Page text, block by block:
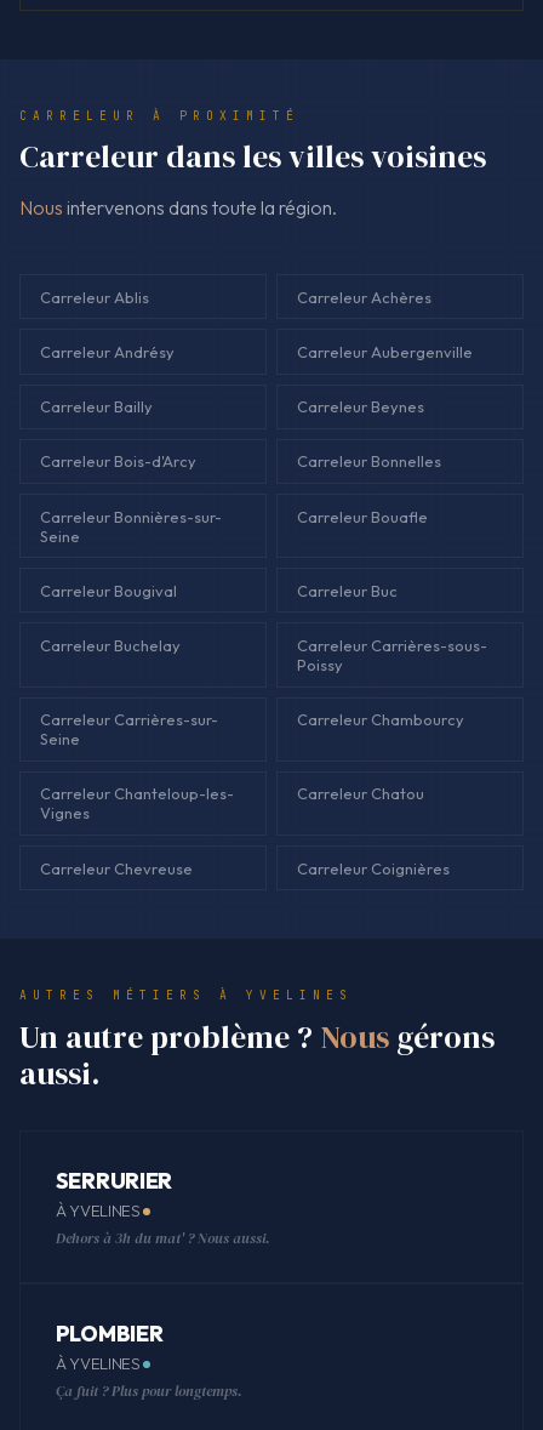
CARRELEUR À PROXIMITÉ
Carreleur dans les villes voisines
Nous intervenons dans toute la région.
Carreleur Ablis Carreleur Achères
Carreleur Andrésy Carreleur Aubergenville
Carreleur Bailly Carreleur Beynes
Carreleur Bois-d'Arcy Carreleur Bonnelles
Carreleur Bonnières-sur-
Seine
Carreleur Bouafle
Carreleur Bougival Carreleur Buc
Carreleur Buchelay
Carreleur Carrières-sous-
Poissy
Carreleur Carrières-sur-
Seine
Carreleur Chambourcy
Carreleur Chanteloup-les-
Vignes
Carreleur Chatou
Carreleur Chevreuse Carreleur Coignières
AUTRES MÉTIERS À YVELINES
Un autre problème ? Nous gérons
aussi.
SERRURIER
À YVELINES
Dehors à 3h du mat' ? Nous aussi.
PLOMBIER
À YVELINES
Ça fuit ? Plus pour longtemps.